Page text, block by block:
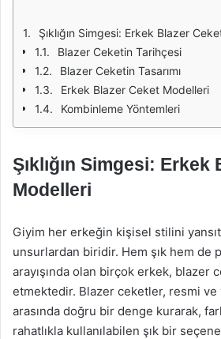
Şıklığın Simgesi: Erkek Blazer
Blazer Ceketin Tarihçesi
Blazer Ceketin Tasarımı
Erkek Blazer Ceket Modelleri
Kombinleme Yöntemleri
Şıklığın Simgesi:
Modelleri
Giyim her erkeğin kişisel stilini
unsurlardan biridir. Hem şık hem de
arayışında olan birçok erkek, blazer
etmektedir. Blazer ceketler, resmi ve
arasında doğru bir denge kurarak,
rahatlıkla kullanılabilen şık bir